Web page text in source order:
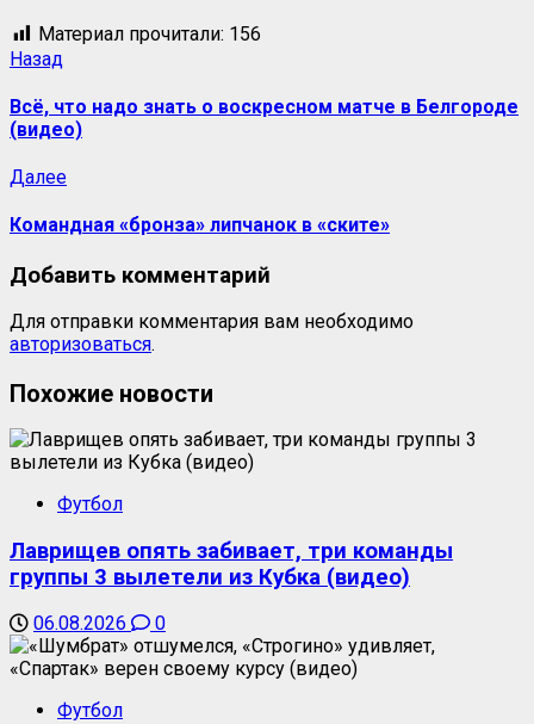
Материал прочитали: 156
Назад
Всё, что надо знать о воскресном матче в Белгороде
(видео)
Далее
Командная «бронза» липчанок в «ските»
Добавить комментарий
Для отправки комментария вам необходимо
авторизоваться.
Похожие новости
Футбол
Лаврищев опять забивает, три команды
группы 3 вылетели из Кубка (видео)
06.08.2026 0
Футбол